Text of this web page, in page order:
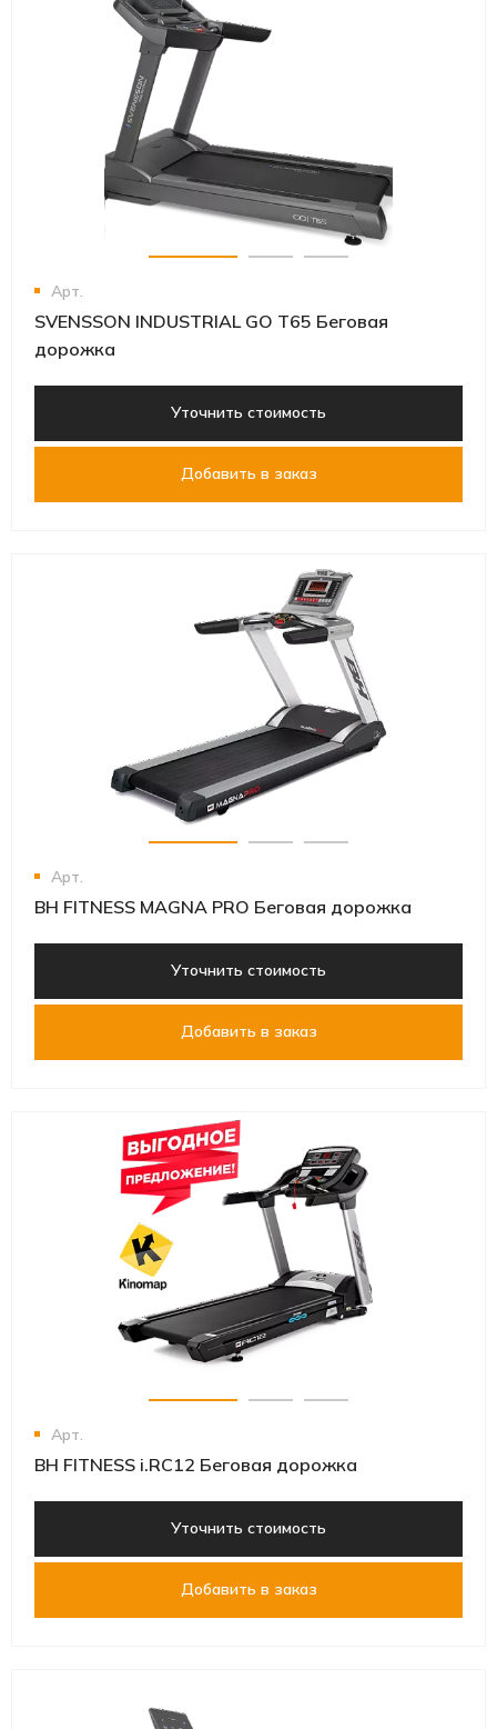
Арт.
SVENSSON INDUSTRIAL GO T65 Беговая
дорожка
Уточнить стоимость
Добавить в заказ
Арт.
BH FITNESS MAGNA PRO Беговая дорожка
Уточнить стоимость
Добавить в заказ
Арт.
BH FITNESS i.RC12 Беговая дорожка
Уточнить стоимость
Добавить в заказ